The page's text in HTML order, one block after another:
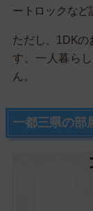
ートロックなど
ただし、1DKの
す。一人暮ら
ん。
一都三県の部